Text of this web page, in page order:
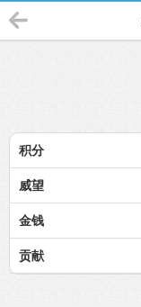
积分
威望
金钱
贡献